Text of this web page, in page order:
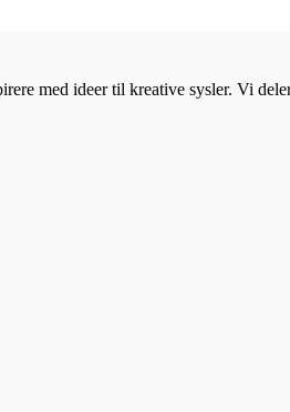
med ideer til kreative sysler. Vi